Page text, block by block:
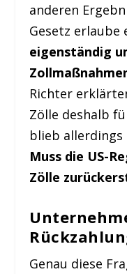
anderen
Gesetz erlaube
eigenständig
Richter
Zölle deshalb
blieb allerdings
Muss die US-
Zölle
Genau diese